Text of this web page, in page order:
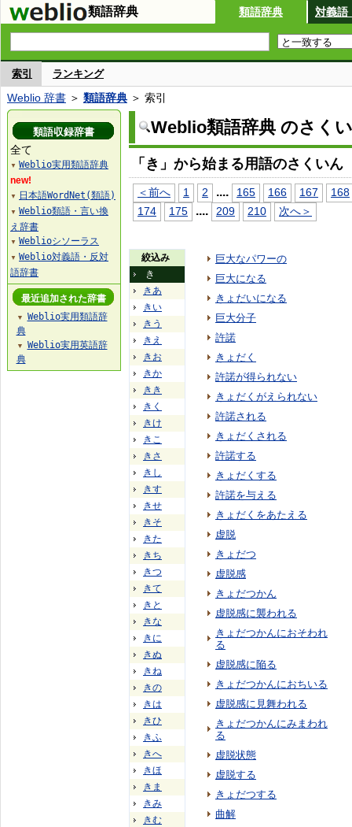
類語辞典 類語辞典 対義語
索引 ランキング
Weblio 辞書 ＞ 類語辞典 ＞ 索引
Weblio類語辞典 のさく
「き」から始まる用語のさくいん
＜前へ 1 2 .... 165 166 167
168
174
175 .... 209 210 次へ＞
絞込み
き
きあ
きい
きう
きえ
きお
きか
きき
きく
きけ
きこ
きさ
きし
きす
きせ
きそ
きた
きち
きつ
きて
きと
きな
きに
きぬ
きね
きの
きは
きひ
きふ
きへ
きほ
きま
きみ
きむ
巨大なパワーの
巨大になる
きょだいになる
巨大分子
許諾
きょだく
許諾が得られない
きょだくがえられない
許諾される
きょだくされる
許諾する
きょだくする
許諾を与える
きょだくをあたえる
虚脱
きょだつ
虚脱感
きょだつかん
虚脱感に襲われる
きょだつかんにおそわれ
る
虚脱感に陥る
きょだつかんにおちいる
虚脱感に見舞われる
きょだつかんにみまわれ
る
虚脱状態
虚脱する
きょだつする
曲解
類語収録辞書
全て
▼ Weblio実用類語辞典
new!
▼ 日本語WordNet(類語)
▼ Weblio類語・言い換
え辞書
▼ Weblioシソーラス
▼ Weblio対義語・反対
語辞書
最近追加された辞書
▼
Weblio実用類語辞
典
▼
Weblio実用英語辞
典